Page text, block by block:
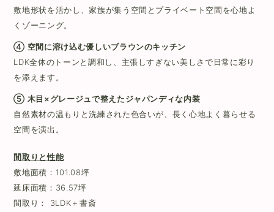
敷地形状を活かし、家族が集う空間とプライベート空間を心地よ
くゾーニング。
④ 空間に溶け込む優しいブラウンのキッチン
LDK全体のトーンと調和し、主張しすぎない美しさで日常に彩り
を添えます。
⑤ 木目×グレージュで整えたジャパンディな内装
自然素材の温もりと洗練された色合いが、長く心地よく暮らせる
空間を演出。
間取りと性能
敷地面積：101.08坪
延床面積：36.57坪
間取り： 3LDK＋書斎